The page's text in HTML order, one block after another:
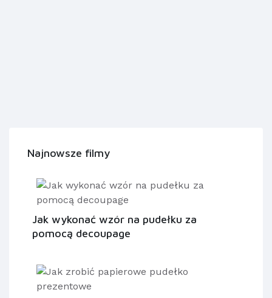
Najnowsze filmy
Jak wykonać wzór na pudełku za
pomocą decoupage